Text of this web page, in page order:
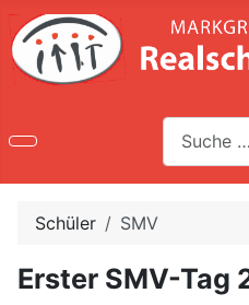
Suche
Type 2 or
Schüler SMV
Erster SMV-Tag